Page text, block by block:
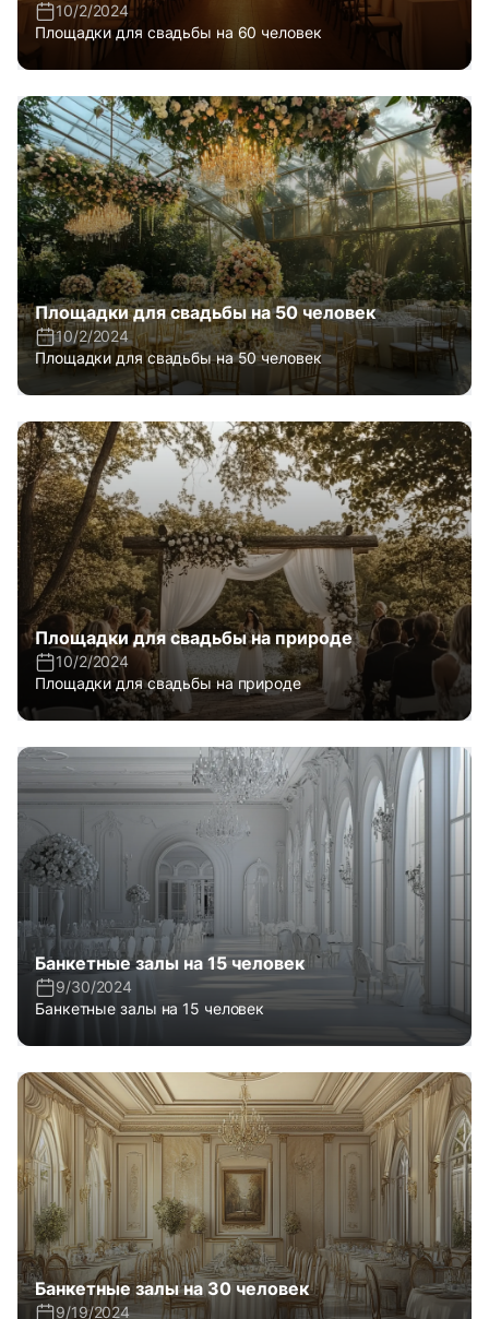
10/2/2024
Площадки для свадьбы на 60 человек
Площадки для свадьбы на 50 человек
10/2/2024
Площадки для свадьбы на 50 человек
Площадки для свадьбы на природе
10/2/2024
Площадки для свадьбы на природе
Банкетные залы на 15 человек
9/30/2024
Банкетные залы на 15 человек
Банкетные залы на 30 человек
9/19/2024